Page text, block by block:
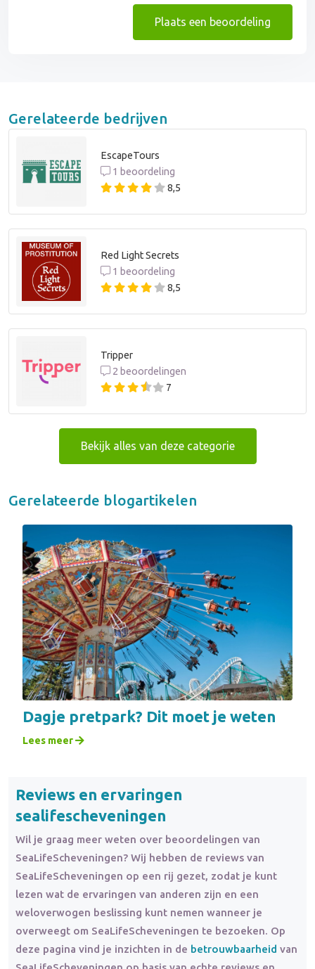
Plaats een beoordeling
Gerelateerde bedrijven
EscapeTours
1 beoordeling
8,5
Red Light Secrets
1 beoordeling
8,5
Tripper
2 beoordelingen
7
Bekijk alles van deze categorie
Gerelateerde blogartikelen
Dagje pretpark? Dit moet je weten
Lees meer
Reviews en ervaringen
sealifescheveningen
Wil je graag meer weten over beoordelingen van
SeaLifeScheveningen? Wij hebben de reviews van
SeaLifeScheveningen op een rij gezet, zodat je kunt
lezen wat de ervaringen van anderen zijn en een
weloverwogen beslissing kunt nemen wanneer je
overweegt om SeaLifeScheveningen te bezoeken. Op
deze pagina vind je inzichten in de betrouwbaarheid van